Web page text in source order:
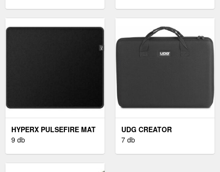
HYPERX PULSEFIRE MAT
- M
9 db
UDG CREATOR
CONTROLLER M
7 db